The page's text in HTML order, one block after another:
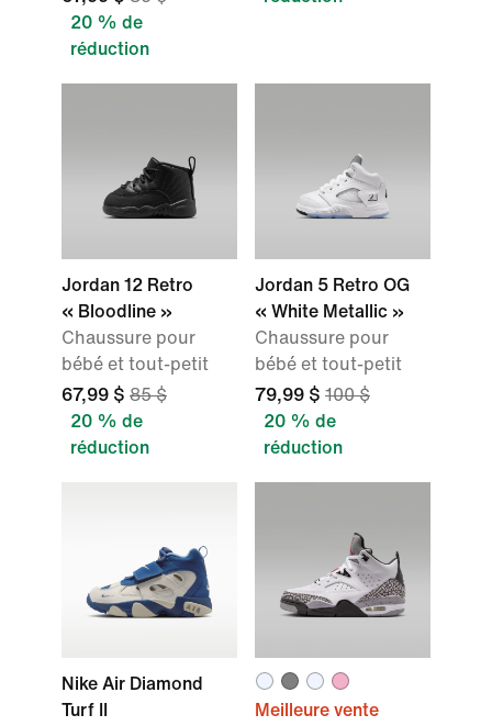
20 % de
réduction
Jordan 12 Retro
« Bloodline »
Chaussure pour
bébé et tout-petit
67,99 $ 85 $
20 % de
réduction
Jordan 5 Retro OG
« White Metallic »
Chaussure pour
bébé et tout-petit
79,99 $ 100 $
20 % de
réduction
Nike Air Diamond
Turf II
Meilleure vente